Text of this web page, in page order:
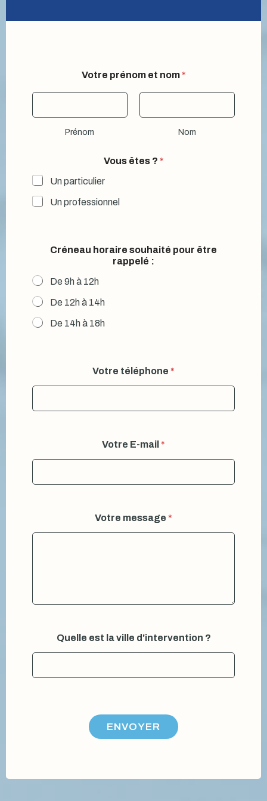
Votre prénom et nom *
Prénom Nom
m
e
s
Vous êtes ? *
Un particulier
Un professionnel
Créneau horaire souhaité pour être
rappelé :
De 9h à 12h
De 12h à 14h
De 14h à 18h
Votre téléphone *
Votre E-mail *
Votre message *
Quelle est la ville d'intervention ?
ENVOYER